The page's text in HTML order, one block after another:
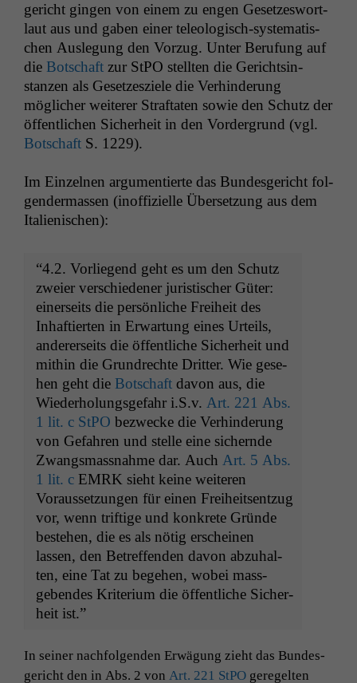
gericht gin­gen von einem zu engen Geset­zeswort­
laut aus und gaben ein­er tele­ol­o­gisch-sys­tem­a­tis­
chen Ausle­gung den Vorzug. Unter Beru­fung auf
die Botschaft zur StPO stell­ten die Gerichtsin­
stanzen als Geset­zesziele die Ver­hin­derung
möglich­er weit­er­er Straftat­en sowie den Schutz der
öffentlichen Sicher­heit in den Vorder­grund (vgl.
Botschaft S. 1229).
Im Einzel­nen argu­men­tierte das Bun­des­gericht fol­
gen­der­massen (inof­fizielle Über­set­zung aus dem
Italienischen):
“4.2. Vor­liegend geht es um den Schutz
zweier ver­schieden­er juris­tis­ch­er Güter:
ein­er­seits die per­sön­liche Frei­heit des
Inhaftierten in Erwartung eines Urteils,
ander­er­seits die öffentliche Sicher­heit und
mithin die Grun­drechte Drit­ter. Wie gese­
hen geht die Botschaft davon aus, die
Wieder­hol­ungs­ge­fahr i.S.v. Art. 221 Abs.
1 lit. c StPO bezwecke die Ver­hin­derung
von Gefahren und stelle eine sich­ernde
Zwangs­mass­nahme dar. Auch Art. 5 Abs.
1 lit. c EMRK sieht keine weit­eren
Voraus­set­zun­gen für einen Frei­heit­sentzug
vor, wenn triftige und konkrete Gründe
beste­hen, die es als nötig erscheinen
lassen, den Betr­e­f­fend­en davon abzuhal­
ten, eine Tat zu bege­hen, wobei mass­
geben­des Kri­teri­um die öffentliche Sicher­
heit ist.”
In sein­er nach­fol­gen­den Erwä­gung zieht das Bun­des­
gericht den in Abs. 2 von Art. 221 StPO geregel­ten